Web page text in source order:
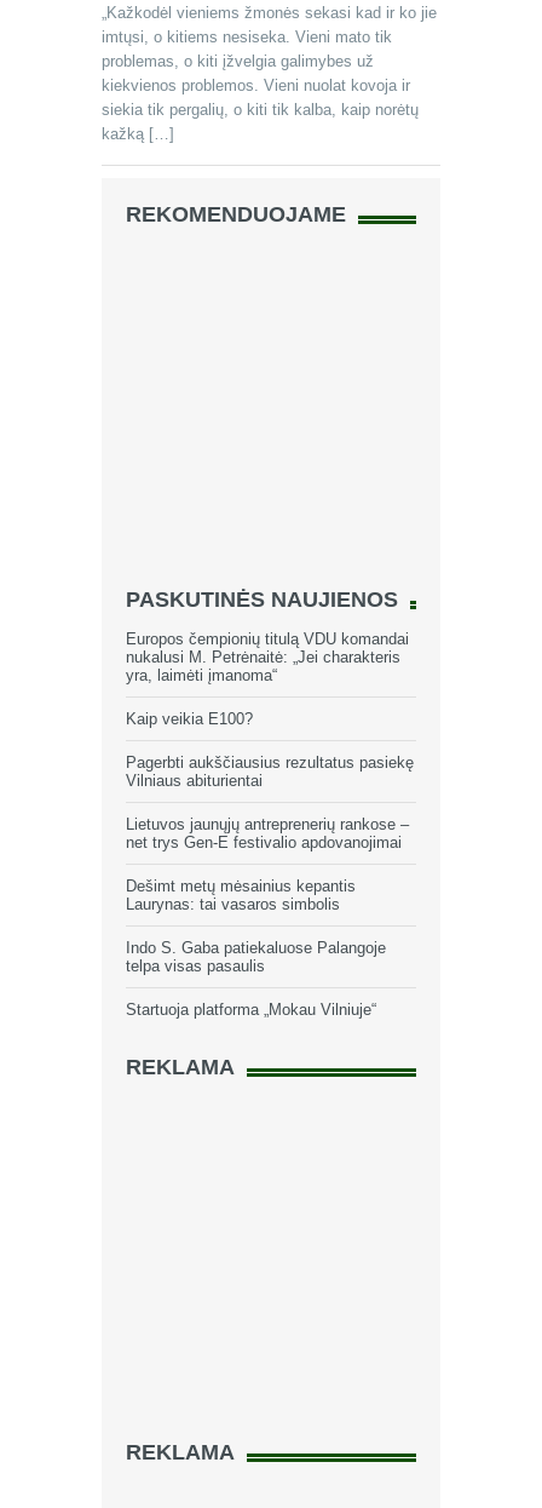
„Kažkodėl vieniems žmonės sekasi kad ir ko jie
imtųsi, o kitiems nesiseka. Vieni mato tik
problemas, o kiti įžvelgia galimybes už
kiekvienos problemos. Vieni nuolat kovoja ir
siekia tik pergalių, o kiti tik kalba, kaip norėtų
kažką […]
REKOMENDUOJAME
PASKUTINĖS NAUJIENOS
Europos čempionių titulą VDU komandai
nukalusi M. Petrėnaitė: „Jei charakteris
yra, laimėti įmanoma“
Kaip veikia E100?
Pagerbti aukščiausius rezultatus pasiekę
Vilniaus abiturientai
Lietuvos jaunųjų antreprenerių rankose –
net trys Gen-E festivalio apdovanojimai
Dešimt metų mėsainius kepantis
Laurynas: tai vasaros simbolis
Indo S. Gaba patiekaluose Palangoje
telpa visas pasaulis
Startuoja platforma „Mokau Vilniuje“
REKLAMA
REKLAMA